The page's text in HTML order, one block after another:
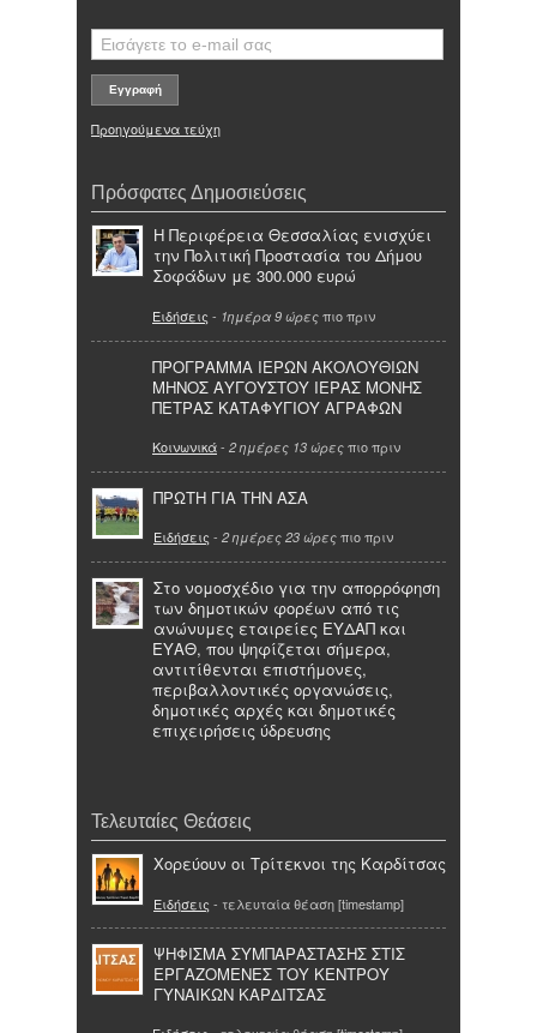
Προηγούμενα τεύχη
Πρόσφατες Δημοσιεύσεις
Η Περιφέρεια Θεσσαλίας ενισχύει
την Πολιτική Προστασία του Δήμου
Σοφάδων με 300.000 ευρώ
Ειδήσεις - 1ημέρα 9 ώρες πιο πριν
ΠΡΟΓΡΑΜΜΑ ΙΕΡΩΝ ΑΚΟΛΟΥΘΙΩΝ
ΜΗΝΟΣ ΑΥΓΟΥΣΤΟΥ ΙΕΡΑΣ ΜΟΝΗΣ
ΠΕΤΡΑΣ ΚΑΤΑΦΥΓΙΟΥ ΑΓΡΑΦΩΝ
Κοινωνικά- 2 ημέρες 13 ώρες πιο πριν
ΠΡΩΤΗ ΓΙΑ ΤΗΝ ΑΣΑ
Ειδήσεις - 2 ημέρες 23 ώρες πιο πριν
Στο νομοσχέδιο για την απορρόφηση
των δημοτικών φορέων από τις
ανώνυμες εταιρείες ΕΥΔΑΠ και
ΕΥΑΘ, που ψηφίζεται σήμερα,
αντιτίθενται επιστήμονες,
περιβαλλοντικές οργανώσεις,
δημοτικές αρχές και δημοτικές
επιχειρήσεις ύδρευσης
Τελευταίες Θεάσεις
Χορεύουν οι Τρίτεκνοι της Καρδίτσας
Ειδήσεις - τελευταία θέαση [timestamp]
ΨΗΦΙΣΜΑ ΣΥΜΠΑΡΑΣΤΑΣΗΣ ΣΤΙΣ
ΕΡΓΑΖΟΜΕΝΕΣ ΤΟΥ ΚΕΝΤΡΟΥ
ΓΥΝΑΙΚΩΝ ΚΑΡΔΙΤΣΑΣ